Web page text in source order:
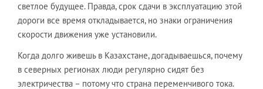
светлое будущее. Правда, срок сдачи в эксплуатацию этой
дороги все время откладывается, но знаки ограничения
скорости движения уже установили.
Когда долго живешь в Казахстане, догадываешься, почему
в северных регионах люди регулярно сидят без
электричества – потому что страна переменчивого тока.